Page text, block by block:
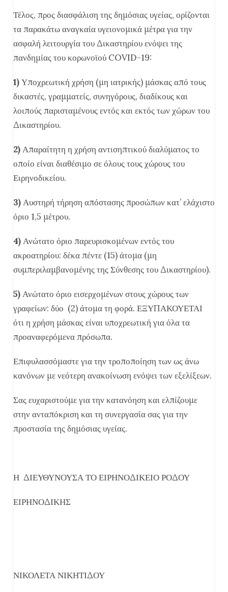
Τέλος, προς διασφάλιση της δημόσιας υγείας, ορίζονται
τα παρακάτω αναγκαία υγειονομικά μέτρα για την
ασφαλή λειτουργία του Δικαστηρίου ενόψει της
πανδημίας του κορωνοϊού COVID-19:
1)Υποχρεωτική χρήση (μη ιατρικής) μάσκας από τους
δικαστές, γραμματείς, συνηγόρους, διαδίκους και
λοιπούς παρισταμένους εντός και εκτός των χώρων του
Δικαστηρίου.
2)Απαραίτητη η χρήση αντισηπτικού διαλύματος το
οποίο είναι διαθέσιμο σε όλους τους χώρους του
Ειρηνοδικείου.
3)Αυστηρή τήρηση απόστασης προσώπων κατ’ ελάχιστο
όριο 1,5 μέτρου.
4)Ανώτατο όριο παρευρισκομένων εντός του
ακροατηρίου: δέκα πέντε (15) άτομα (μη
συμπεριλαμβανομένης της Σύνθεσης του Δικαστηρίου).
5)Ανώτατο όριο εισερχομένων στους χώρους των
γραφείων: δύο (2) άτομα τη φορά. ΕΞΥΠΑΚΟΥΕΤΑΙ
ότι η χρήση μάσκας είναι υποχρεωτική για όλα τα
προαναφερόμενα πρόσωπα.
Επιφυλασσόμαστε για την τροποποίηση των ως άνω
κανόνων με νεότερη ανακοίνωση ενόψει των εξελίξεων.
Σας ευχαριστούμε για την κατανόηση και ελπίζουμε
στην ανταπόκριση και τη συνεργασία σας για την
προστασία της δημόσιας υγείας.
Η ΔΙΕΥΘΥΝΟΥΣΑ ΤΟ ΕΙΡΗΝΟΔΙΚΕΙΟ ΡΟΔΟΥ
ΕΙΡΗΝΟΔΙΚΗΣ
ΝΙΚΟΛΕΤΑ ΝΙΚΗΤΙΔΟΥ